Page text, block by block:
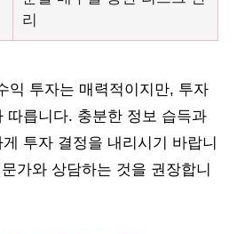
리
익 투자는 매력적이지만, 투자
따릅니다. 충분한 정보 습득과
투자 결정을 내리시기 바랍니
가와 상담하는 것을 권장합니